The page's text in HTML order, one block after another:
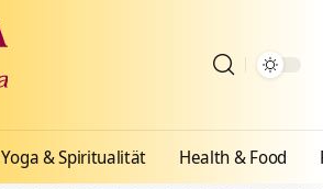
Yoga & Spiritualität Health & Food